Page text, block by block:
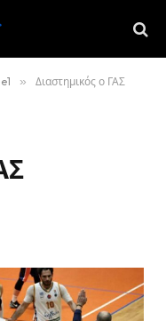
» Διαστημικός ο ΓΑΣ